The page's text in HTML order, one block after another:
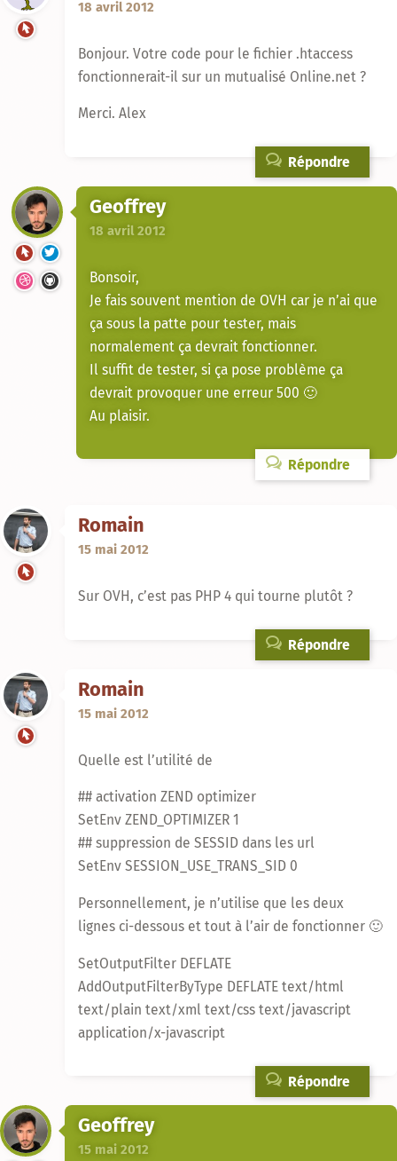
18 avril 2012
Bonjour. Votre code pour le fichier .htaccess
fonctionnerait-il sur un mutualisé Online.net ?
Merci. Alex
Répondre
Geoffrey
18 avril 2012
Bonsoir,
Je fais souvent mention de OVH car je n’ai que
ça sous la patte pour tester, mais
normalement ça devrait fonctionner.
Il suffit de tester, si ça pose problème ça
devrait provoquer une erreur 500 🙂
Au plaisir.
Répondre
Romain
15 mai 2012
Sur OVH, c’est pas PHP 4 qui tourne plutôt ?
Répondre
Romain
15 mai 2012
Quelle est l’utilité de
## activation ZEND optimizer
SetEnv ZEND_OPTIMIZER 1
## suppression de SESSID dans les url
SetEnv SESSION_USE_TRANS_SID 0
Personnellement, je n’utilise que les deux
lignes ci-dessous et tout à l’air de fonctionner 🙂
SetOutputFilter DEFLATE
AddOutputFilterByType DEFLATE text/html
text/plain text/xml text/css text/javascript
application/x-javascript
Répondre
Geoffrey
15 mai 2012